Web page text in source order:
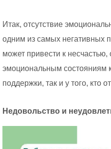
Итак, отсутствие
одним из самых негативных
может привести к
эмоциональным состояниям
поддержки, так и у того, кто
Недовольство и